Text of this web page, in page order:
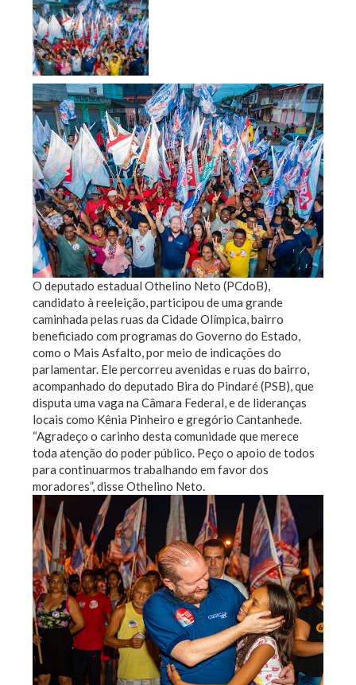
O deputado estadual Othelino Neto (PCdoB),
candidato à reeleição, participou de uma grande
caminhada pelas ruas da Cidade Olímpica, bairro
beneficiado com programas do Governo do Estado,
como o Mais Asfalto, por meio de indicações do
parlamentar. Ele percorreu avenidas e ruas do bairro,
acompanhado do deputado Bira do Pindaré (PSB), que
disputa uma vaga na Câmara Federal, e de lideranças
locais como Kênia Pinheiro e gregório Cantanhede.
“Agradeço o carinho desta comunidade que merece
toda atenção do poder público. Peço o apoio de todos
para continuarmos trabalhando em favor dos
moradores”, disse Othelino Neto.